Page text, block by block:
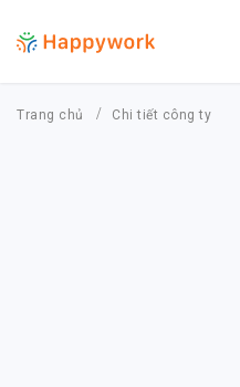
Trang chủ Chi tiết công ty